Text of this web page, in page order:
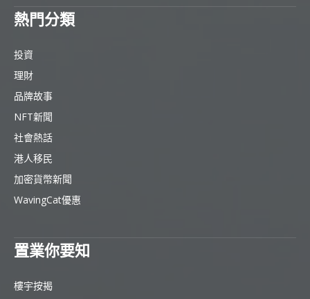
熱門分類
投資
理財
品牌故事
NFT新聞
社會熱話
港人移民
加密貨幣新聞
WavingCat優惠
置業你要知
樓宇按揭